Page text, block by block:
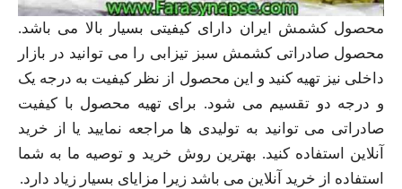
محصول کشمش ایران دارای کیفیتی بسیار بالا می باشد.
محصول صادراتی کشمش سبز تیزابی را می توانید در بازار
داخلی نیز تهیه کنید و این محصول از نظر کیفیت به درجه یک
و درجه دو تقسیم می شود. برای تهیه محصول با کیفیت
صادراتی می توانید به تولیدی ها مراجعه نمایید یا از خرید
آنلاین استفاده کنید. بهترین روش خرید و توصیه ما به شما
استفاده از خرید آنلاین می باشد زیرا مزایای بسیار زیاد دارد.